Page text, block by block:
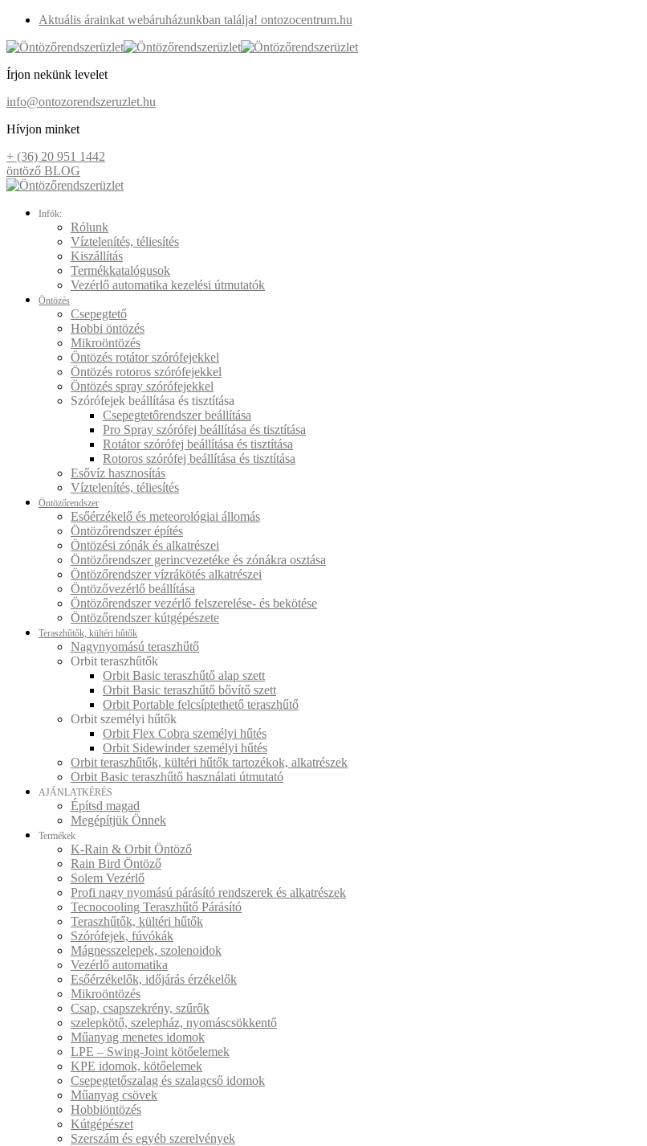
Aktuális árainkat webáruházunkban találja! ontozocentrum.hu
Írjon nekünk levelet
info@ontozorendszeruzlet.hu
Hívjon minket
+ (36) 20 951 1442
öntöző BLOG
Infók:
Rólunk
Víztelenítés, téliesítés
Kiszállítás
Termékkatalógusok
Vezérlő automatika kezelési útmutatók
Öntözés
Csepegtető
Hobbi öntözés
Mikroöntözés
Öntözés rotátor szórófejekkel
Öntözés rotoros szórófejekkel
Öntözés spray szórófejekkel
Szórófejek beállítása és tisztítása
Csepegtetőrendszer beállítása
Pro Spray szórófej beállítása és tisztítása
Rotátor szórófej beállítása és tisztítása
Rotoros szórófej beállítása és tisztítása
Esővíz hasznosítás
Víztelenítés, téliesítés
Öntözőrendszer
Esőérzékelő és meteorológiai állomás
Öntözőrendszer építés
Öntözési zónák és alkatrészei
Öntözőrendszer gerincvezetéke és zónákra osztása
Öntözőrendszer vízrákötés alkatrészei
Öntözővezérlő beállítása
Öntözőrendszer vezérlő felszerelése- és bekötése
Öntözőrendszer kútgépészete
Teraszhűtők, kültéri hűtők
Nagynyomású teraszhűtő
Orbit teraszhűtők
Orbit Basic teraszhűtő alap szett
Orbit Basic teraszhűtő bővítő szett
Orbit Portable felcsíptethető teraszhűtő
Orbit személyi hűtők
Orbit Flex Cobra személyi hűtés
Orbit Sidewinder személyi hűtés
Orbit teraszhűtők, kültéri hűtők tartozékok, alkatrészek
Orbit Basic teraszhűtő használati útmutató
AJÁNLATKÉRÉS
Építsd magad
Megépítjük Önnek
Termékek
K-Rain & Orbit Öntöző
Rain Bird Öntöző
Solem Vezérlő
Profi nagy nyomású párásító rendszerek és alkatrészek
Tecnocooling Teraszhűtő Párásító
Teraszhűtők, kültéri hűtők
Szórófejek, fúvókák
Mágnesszelepek, szolenoidok
Vezérlő automatika
Esőérzékelők, időjárás érzékelők
Mikroöntözés
Csap, csapszekrény, szűrők
szelepkötő, szelepház, nyomáscsökkentő
Műanyag menetes idomok
LPE – Swing-Joint kötőelemek
KPE idomok, kötőelemek
Csepegtetőszalag és szalagcső idomok
Műanyag csövek
Hobbiöntözés
Kútgépészet
Szerszám és egyéb szerelvények